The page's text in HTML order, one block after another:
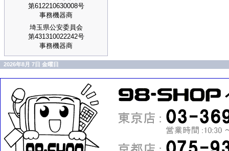
第612210630008号
事務機器商
埼玉県公安委員会
第431310022242号
事務機器商
2026年8月 7日 金曜日